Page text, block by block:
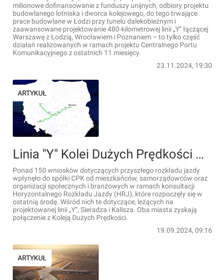
milionowe dofinansowanie z funduszy unijnych, odbiory projektu
budowlanego lotniska i dworca kolejowego, do tego trwające
prace budowlane w Łodzi przy tunelu dalekobieżnym i
zaawansowane projektowanie 480-kilometrowej linii „Y” łączącej
Warszawę z Łodzią, Wrocławiem i Poznaniem – to tylko część
działań realizowanych w ramach projektu Centralnego Portu
Komunikacyjnego z ostatnich 11 miesięcy.
23.11.2024, 19:30
ARTYKUŁ
Linia "Y" Kolei Dużych Prędkości w konsultacjach HRJ. Impuls również dla Sieradza i Kalisza
Ponad 150 wniosków dotyczących przyszłego rozkładu jazdy
wpłynęło do spółki CPK od mieszkańców, samorządowców oraz
organizacji społecznych i branżowych w ramach konsultacji
Horyzontalnego Rozkładu Jazdy (HRJ), które rozpoczęły się w
ostatnią środę. Wśród nich te dotyczące, leżących na
projektowanej linii „Y”, Sieradza i Kalisza. Oba miasta zyskają
połączenie z Koleją Dużych Prędkości.
19.09.2024, 09:16
ARTYKUŁ